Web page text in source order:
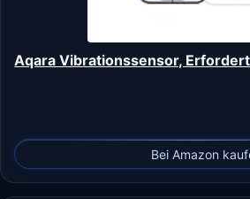
Aqara Vibrationssensor,
Bei Amazon